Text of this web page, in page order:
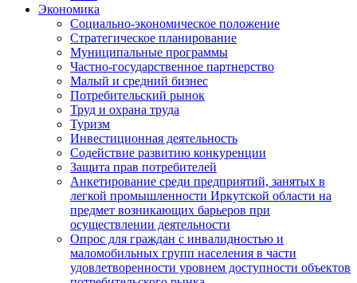
Экономика
Социально-экономическое положение
Стратегическое планирование
Муниципальные программы
Частно-государственное партнерство
Малый и средний бизнес
Потребительский рынок
Труд и охрана труда
Туризм
Инвестиционная деятельность
Содействие развитию конкуренции
Защита прав потребителей
Анкетирование среди предприятий, занятых в
легкой промышленности Иркутской области на
предмет возникающих барьеров при
осуществлении деятельности
Опрос для граждан с инвалидностью и
маломобильных групп населения в части
удовлетворенности уровнем доступности объектов